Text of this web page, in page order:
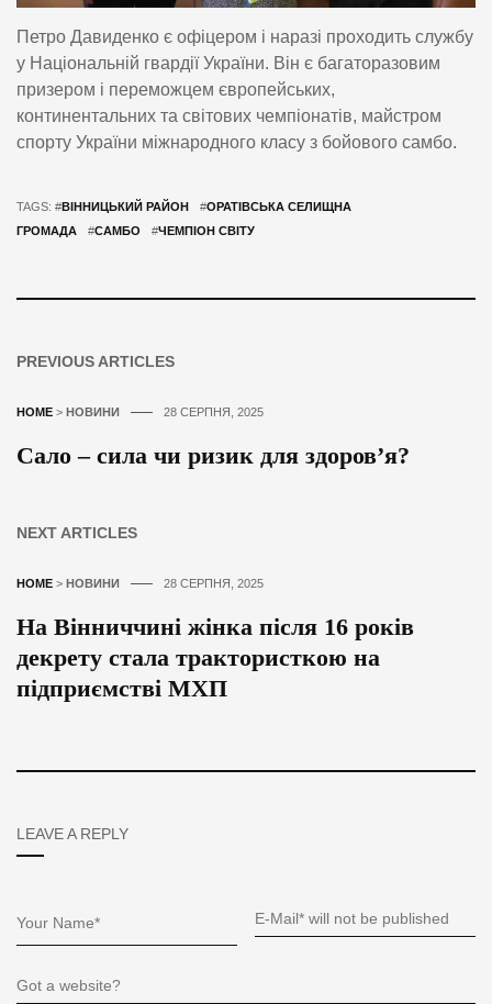
Петро Давиденко є офіцером і наразі проходить службу
у Національній гвардії України. Він є багаторазовим
призером і переможцем європейських,
континентальних та світових чемпіонатів, майстром
спорту України міжнародного класу з бойового самбо.
TAGS: #ВІННИЦЬКИЙ РАЙОН #ОРАТІВСЬКА СЕЛИЩНА
ГРОМАДА
#САМБО #ЧЕМПІОН СВІТУ
PREVIOUS ARTICLES
HOME > НОВИНИ 28 СЕРПНЯ, 2025
Сало – сила чи ризик для здоров’я?
NEXT ARTICLES
HOME > НОВИНИ 28 СЕРПНЯ, 2025
На Вінниччині жінка після 16 років
декрету стала трактористкою на
підприємстві МХП
LEAVE A REPLY